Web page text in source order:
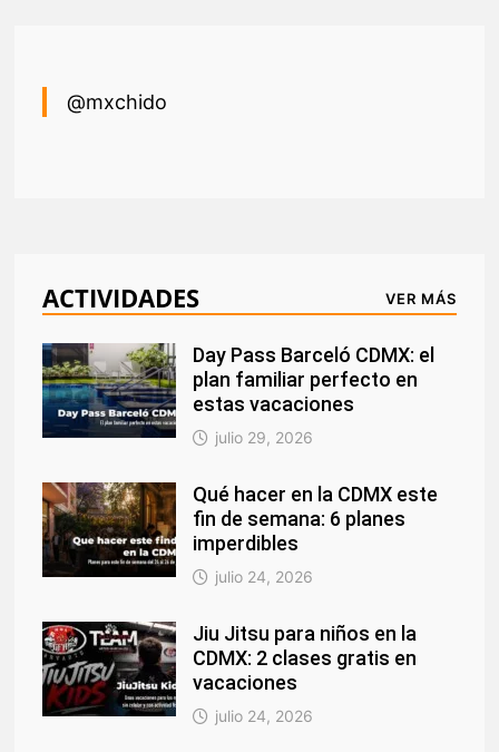
@mxchido
ACTIVIDADES VER MÁS
Day Pass Barceló CDMX: el
plan familiar perfecto en
estas vacaciones
julio 29, 2026
Qué hacer en la CDMX este
fin de semana: 6 planes
imperdibles
julio 24, 2026
Jiu Jitsu para niños en la
CDMX: 2 clases gratis en
vacaciones
julio 24, 2026